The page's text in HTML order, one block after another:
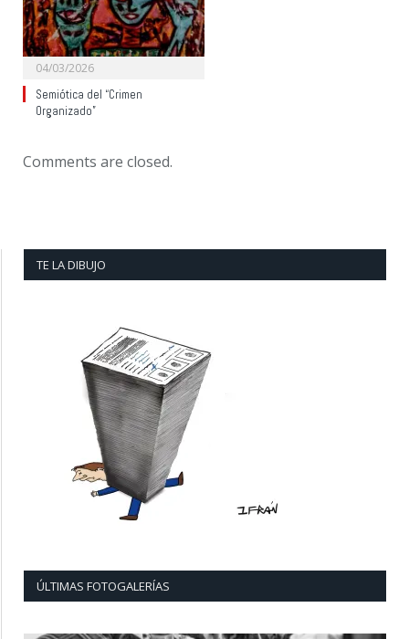
04/03/2026
Semiótica del “Crimen
Organizado”
Comments are closed.
TE LA DIBUJO
ÚLTIMAS FOTOGALERÍAS